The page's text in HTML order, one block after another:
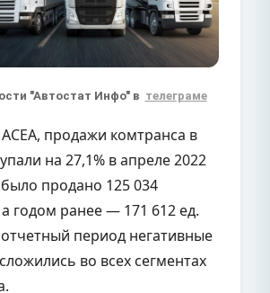
"Автостат Инфо" в телеграме
продажи комтранса в
на 27,1% в апреле 2022
было продано 125 034
а годом ранее — 171 612 ед.
период негативные
во всех сегментах